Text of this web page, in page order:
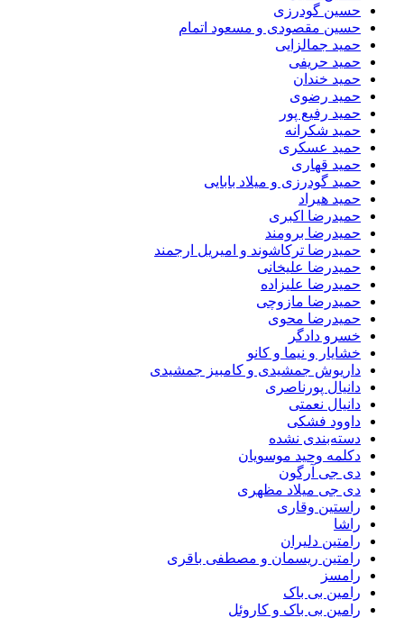
حسین گودرزی
حسین مقصودی و مسعود اتمام
حمید جمالزایی
حمید حریفی
حمید خندان
حمید رضوی
حمید رفیع پور
حمید شکرانه
حمید عسکری
حمید قهاری
حمید گودرزی و میلاد بابایی
حمید هیراد
حمیدرضا اکبری
حمیدرضا برومند
حمیدرضا ترکاشوند و امیریل ارجمند
حمیدرضا علیخانی
حمیدرضا علیزاده
حمیدرضا مازوچی
حمیدرضا محوی
خسرو دادگر
خشایار و نیما و کانو
داریوش جمشیدی و کامبیز جمشیدی
دانیال پورناصری
دانیال نعمتی
داوود فشکی
دسته‌بندی نشده
دکلمه وحید موسویان
دی جی آرگون
دی جی میلاد مظهری
راستین وقاری
راشا
رامتین دلیران
رامتین ریسمان و مصطفی باقری
رامسز
رامین بی باک
رامین بی باک و کاروئل